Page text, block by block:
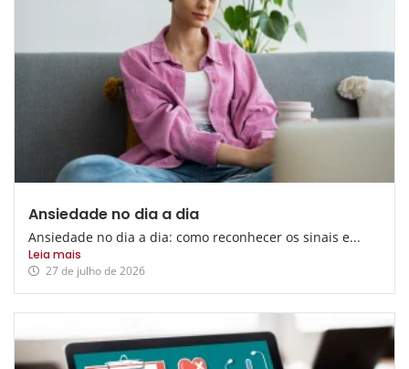
Ansiedade no dia a dia
Ansiedade no dia a dia: como reconhecer os sinais e...
Leia mais
27 de julho de 2026